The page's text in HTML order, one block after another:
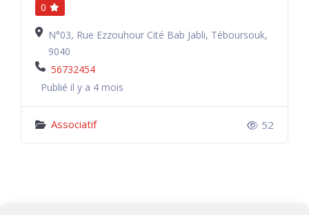
0
N°03, Rue Ezzouhour Cité Bab Jabli, Téboursouk,
9040
56732454
Publié il y a 4 mois
Associatif 52